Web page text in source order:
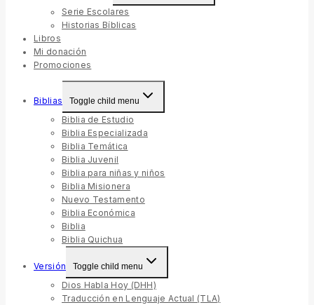
Serie Escolares
Historias Bíblicas
Libros
Mi donación
Promociones
Biblias Toggle child menu
Biblia de Estudio
Biblia Especializada
Biblia Temática
Biblia Juvenil
Biblia para niñas y niños
Biblia Misionera
Nuevo Testamento
Biblia Económica
Biblia
Biblia Quichua
Versión Toggle child menu
Dios Habla Hoy (DHH)
Traducción en Lenguaje Actual (TLA)